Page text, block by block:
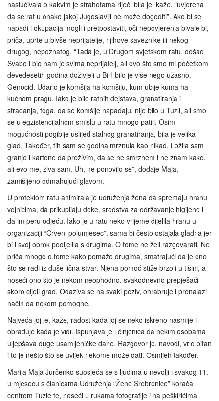
naslućivala o kakvim je strahotama riječ, bila je, kaže, “uvjerena
da se rat u onako jakoj Jugoslaviji ne može dogoditi”. Ako bi se
napadi i okupacija mogli i pretpostaviti, oči nepovjerenja bivale bi,
priča, uprte u bivše neprijatelje, njihove saveznike ili nekog
drugog, nepoznatog. “Tada je, u Drugom svjetskom ratu, došao
Švabo i bio nam je svima neprijatelj, ali ovo što smo mi početkom
devedesetih godina doživjeli u BiH bilo je više nego užasno.
Genocid. Udario je komšija na komšiju, kum ubije kuma na
kućnom pragu. Iako je bilo ratnih dejstava, granatiranja i
stradanja, toga, da se komšije napadaju, nije bilo u Tuzli, ali smo
se u egzistencijalnom smislu u ratu mnogo patili. Osim
mogućnosti pogibije uslijed stalnog granatiranja, bila je velika
glad. Također, tih sam se godina mrznula kao nikad. Ložila sam
granje i kartone da preživim, da se ne smrznem i ne znam kako,
ali evo me, živa sam. Uh, ne ponovilo se”, dodaje Maja,
zamišljeno odmahujući glavom.
U proteklom ratu animirala je udruženja žena da spremaju hranu
vojnicima, da prikupljaju deke, sredstva za održavanje higijene i
da im peru odjeću. Iako je u ratu neko vrijeme dijelila hranu u
organizaciji “Crveni polumjesec”, sama bi često ostajala gladna jer
bi i svoj obrok podijelila s drugima. O tome ne želi razgovarati. Ne
priča mnogo o tome kako pomaže drugima, smatrajući da je ono
što se radi iz duše lična stvar. Njena pomoć stiže brzo i u tišini, a
noseći ono što je nekom neophodno, svakodnevno prepješači
skoro cijeli grad. Odaziva se na svaki poziv, ohrabruje i pronalazi
način da nekom pomogne.
Najveća joj je, kaže, radost kada joj se neko iskreno nasmije i
obraduje kada je vidi. Ispunjava je i činjenica da nekim osobama
uljepšava duge usamljeničke dane. Razgovor je, navodi, vrlo bitan
i to je nešto što se uvijek nekome može dati. Osmijeh također.
Marija Maja Jurčenko suosjeća se s ljudima u nevolji i svakog 11.
u mjesecu s članicama Udruženja “Žene Srebrenice” korača
centrom Tuzle te, noseći u rukama fotografije i na peškirićima